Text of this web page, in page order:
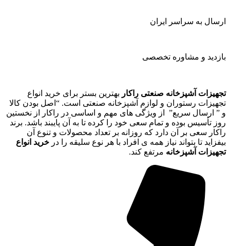
ارسال به سراسر ایران
بازدید و مشاوره تخصصی
تجهیزات آشپزخانه صنعتی راکار بهترین بستر برای خرید انواع
تجهیزات رستوران و لوازم آشپزخانه صنعتی است. “اصل بودن کالا
و ” ارسال سریع” از ویژگی های مهم و اساسی در راکار از نخستین
روز تأسیس بوده و تمام سعی خود را کرده تا به آن پایبند باشد. برند
راکار سعی بر آن دارد که روزانه بر تعداد محصولات و تنوع آن
بیفزاید تا بتواند نیاز همه ی افراد با هر نوع سلیقه را در خرید انواع
تجهیزات آشپزخانه مرتفع کند.